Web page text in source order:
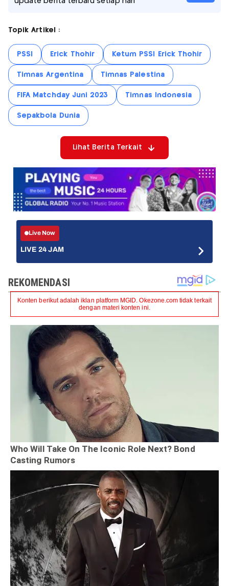
Topik Artikel :
PSSI Erick Thohir Ketum PSSI Erick Thohir
Timnas Argentina Timnas Palestina
FIFA Matchday Juni 2023 Timnas Indonesia
Sepakbola Dunia
Lihat Berita Terkait
Live Now
LIVE 24 JAM